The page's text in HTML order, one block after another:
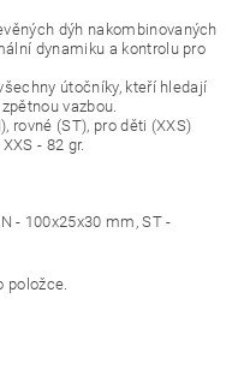
dýh nakombinovaných
dynamiku a kontrolu pro
útočníky, kteří hledají
vazbou.
rovné (ST), pro děti (XXS)
- 82 gr.
- 100x25x30 mm, ST -
položce.